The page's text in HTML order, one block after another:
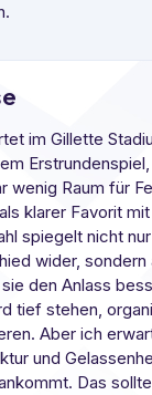
im Gillette
wenig Raum für
klarer Favorit
spiegelt nicht
wider, sondern
den Anlass
tief stehen,
Aber ich
und
Das